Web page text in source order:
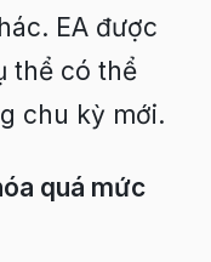
EA được
thể có thể
chu kỳ mới.
quá mức